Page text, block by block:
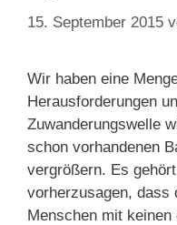
15. September 2015
Wir haben eine
Herausforderungen
Zuwanderungswelle
schon vorhandenen
vergrößern. Es
vorherzusagen, dass
Menschen mit